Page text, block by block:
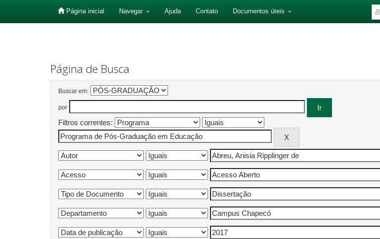
Página inicial Navegar Ajuda Contato Documentos úteis
Página de Busca
Buscar em:
por
Filtros correntes: